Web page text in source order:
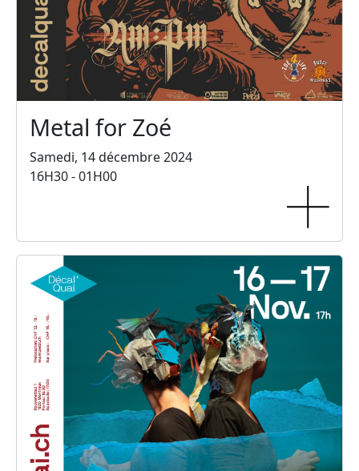
Metal for Zoé
Samedi, 14 décembre 2024
16H30 - 01H00